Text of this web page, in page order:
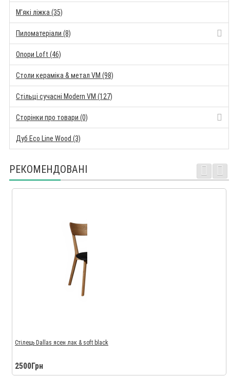
М'які ліжка (35)
Пиломатеріали (8)
Опори Loft (46)
Столи кераміка & метал VM (98)
Стільці сучасні Modern VM (127)
Сторінки про товари (0)
Дуб Eco Line Wood (3)
РЕКОМЕНДОВАНІ
Стілець Dallas ясен лак & soft black
2500Грн